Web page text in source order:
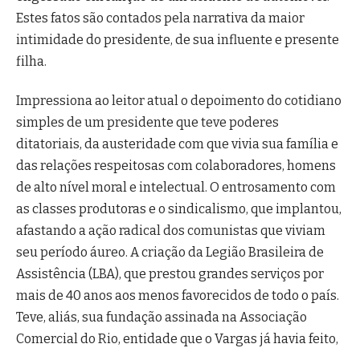
Estes fatos são contados pela narrativa da maior
intimidade do presidente, de sua influente e presente
filha.
Impressiona ao leitor atual o depoimento do cotidiano
simples de um presidente que teve poderes
ditatoriais, da austeridade com que vivia sua família e
das relações respeitosas com colaboradores, homens
de alto nível moral e intelectual. O entrosamento com
as classes produtoras e o sindicalismo, que implantou,
afastando a ação radical dos comunistas que viviam
seu período áureo. A criação da Legião Brasileira de
Assistência (LBA), que prestou grandes serviços por
mais de 40 anos aos menos favorecidos de todo o país.
Teve, aliás, sua fundação assinada na Associação
Comercial do Rio, entidade que o Vargas já havia feito,